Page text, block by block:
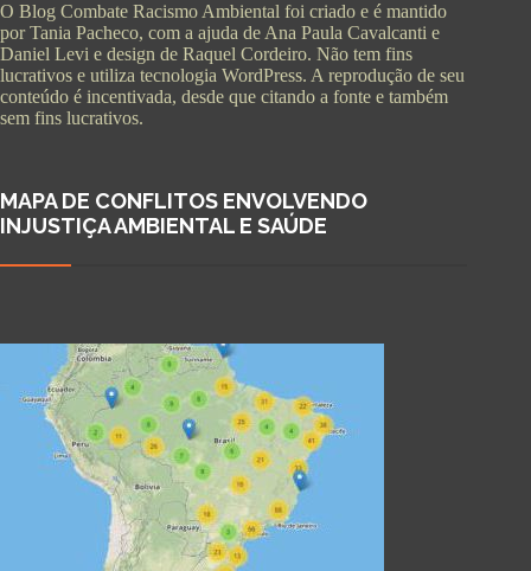
O Blog Combate Racismo Ambiental foi criado e é mantido
por Tania Pacheco, com a ajuda de Ana Paula Cavalcanti e
Daniel Levi e design de Raquel Cordeiro. Não tem fins
lucrativos e utiliza tecnologia WordPress. A reprodução de seu
conteúdo é incentivada, desde que citando a fonte e também
sem fins lucrativos.
MAPA DE CONFLITOS ENVOLVENDO
INJUSTIÇA AMBIENTAL E SAÚDE